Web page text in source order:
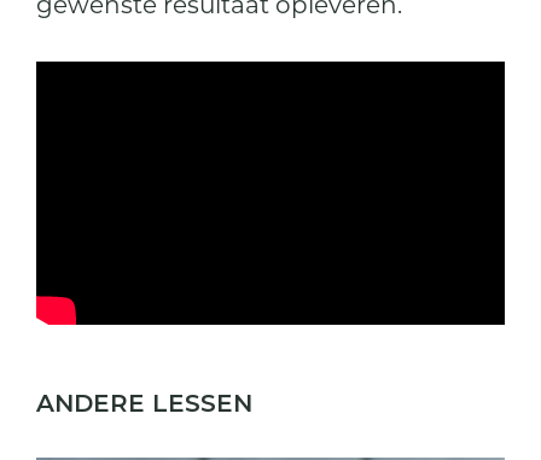
gewenste resultaat opleveren.
ANDERE LESSEN